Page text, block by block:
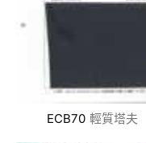
ECB70 輕質塔夫